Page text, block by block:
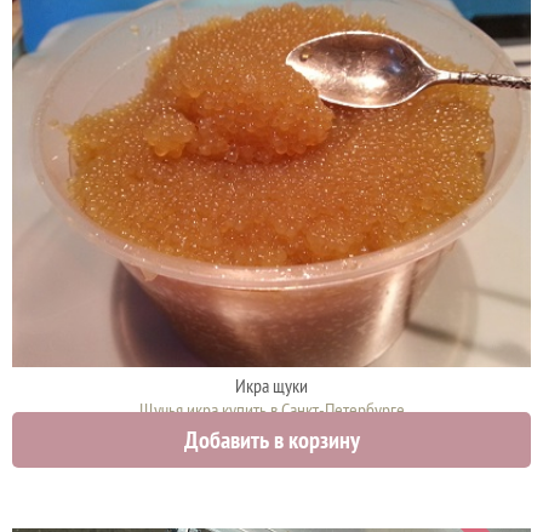
Икра щуки
Щучья икра купить в Санкт-Петербурге
4750 руб.
Добавить в корзину